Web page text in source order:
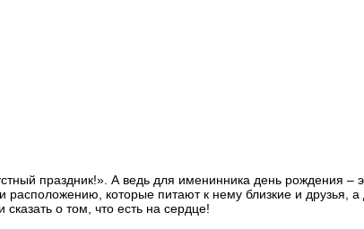
праздник!». А ведь для именинника день рождения –
которые питают к нему близкие и друзья, а
сказать о том, что есть на сердце!